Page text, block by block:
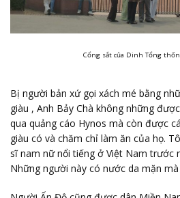
Cổng sắt của Dinh Tổng
Bị người bản xứ gọi xách mé bằng
giàu , Anh Bảy Chà không những
qua quảng cáo Hynos mà còn được
giàu có và chăm chỉ làm ăn của họ.
sĩ nam nữ nổi tiếng ở Việt Nam trước
Những người này có nước da mặn